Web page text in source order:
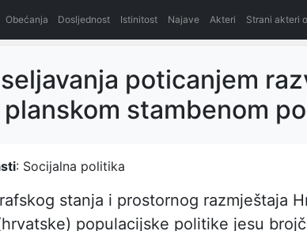
Obećanja Dosljednost Istinitost Najave Akteri Strani akteri
poticanjem
stambenom
: Socijalna politika
stanja i prostornog razmještaja
populacijske politike jesu